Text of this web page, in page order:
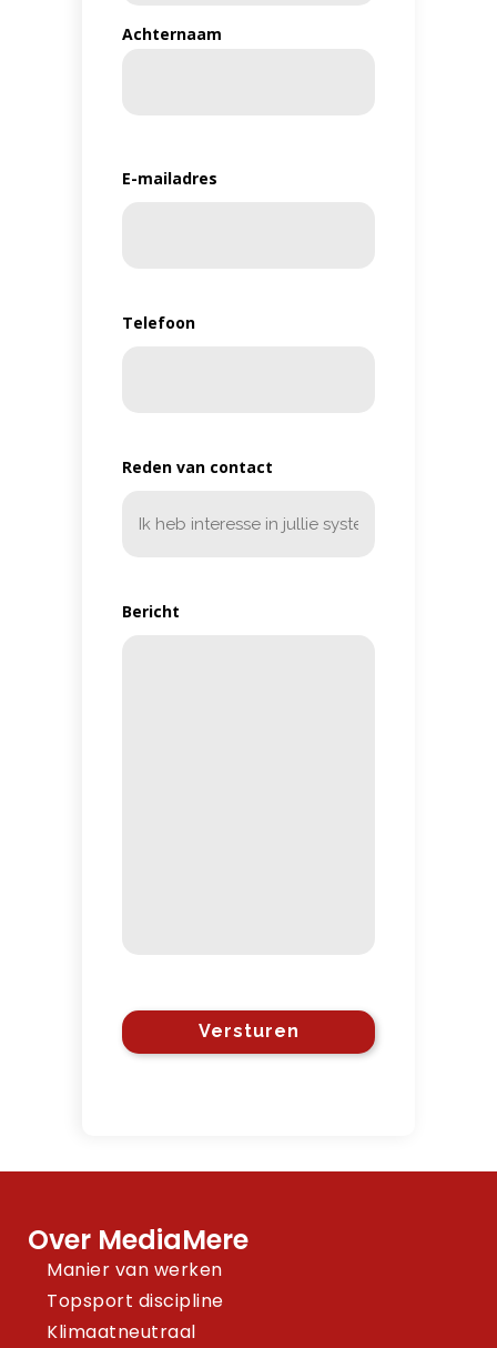
Achternaam
E-mailadres
Telefoon
Reden van contact
Bericht
Over MediaMere
Manier van werken
Topsport discipline
Klimaatneutraal